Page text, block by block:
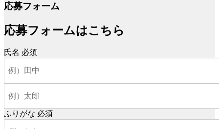
応募フォーム
応募フォームはこちら
氏名 必須
ふりがな 必須